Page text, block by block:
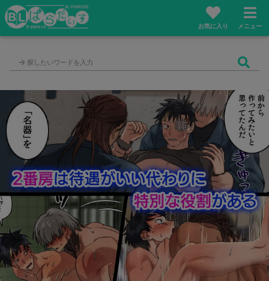
お気に入り メニュー